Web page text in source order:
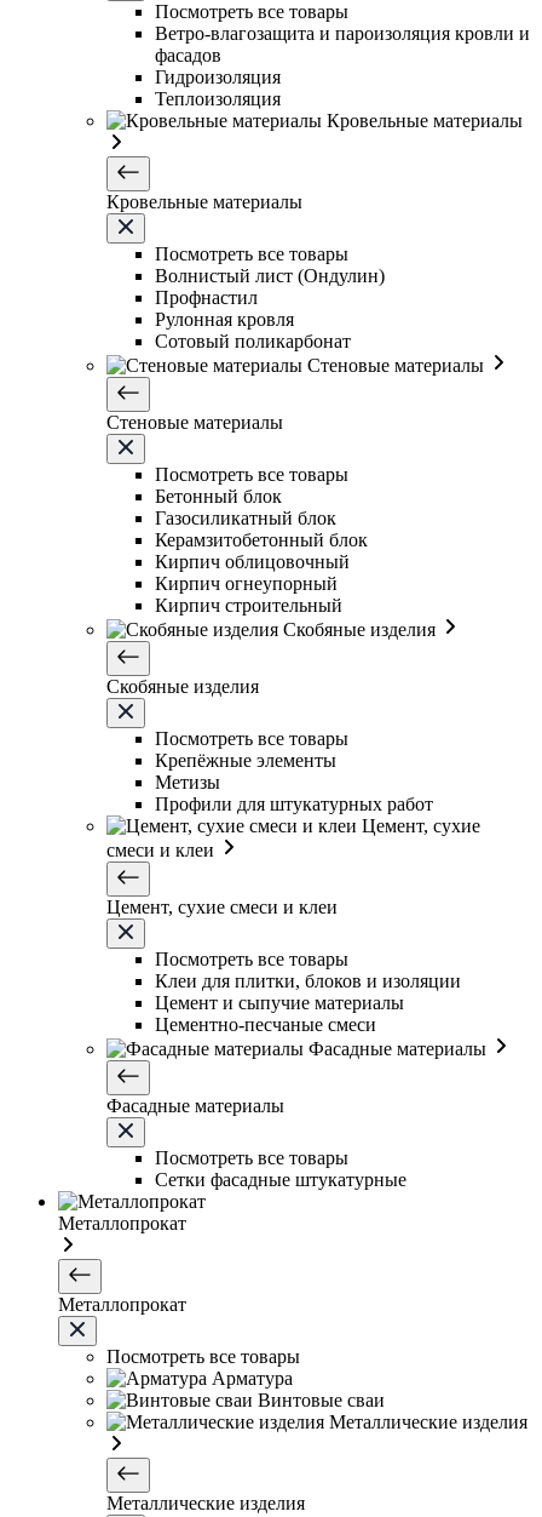
Посмотреть все товары
Ветро-влагозащита и пароизоляция кровли и
фасадов
Гидроизоляция
Теплоизоляция
Кровельные материалы
Кровельные материалы
Посмотреть все товары
Волнистый лист (Ондулин)
Профнастил
Рулонная кровля
Сотовый поликарбонат
Стеновые материалы
Стеновые материалы
Посмотреть все товары
Бетонный блок
Газосиликатный блок
Керамзитобетонный блок
Кирпич облицовочный
Кирпич огнеупорный
Кирпич строительный
Скобяные изделия
Скобяные изделия
Посмотреть все товары
Крепёжные элементы
Метизы
Профили для штукатурных работ
Цемент, сухие
смеси и клеи
Цемент, сухие смеси и клеи
Посмотреть все товары
Клеи для плитки, блоков и изоляции
Цемент и сыпучие материалы
Цементно-песчаные смеси
Фасадные материалы
Фасадные материалы
Посмотреть все товары
Сетки фасадные штукатурные
Металлопрокат
Металлопрокат
Посмотреть все товары
Арматура
Винтовые сваи
Металлические изделия
Металлические изделия